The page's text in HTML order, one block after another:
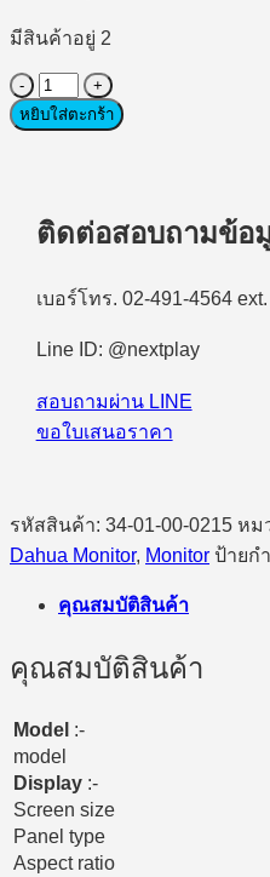
มีสินค้าอยู่ 2
จำนวน
Monitor(จอ
E431A
27"
160Hz
หยิบใส่ตะกร้า
ติดต่อสอบถามข้อ
เบอร์โทร. 02-491-4564
Line ID: @nextplay
สอบถามผ่าน LINE
ขอใบเสนอราคา
รหัสสินค้า: 34-01-00-0215 หม
Dahua Monitor, Monitor ป้ายก
คุณสมบัติสินค้า
คุณสมบัติสินค้า
Model :-
model
Display :-
Screen size
Panel type
Aspect ratio